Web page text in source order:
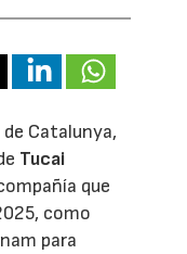
Catalunya,
Tucai
que
como
para